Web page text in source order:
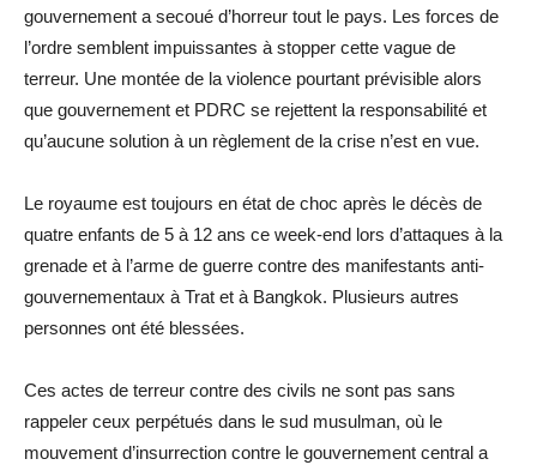
gouvernement a secoué d’horreur tout le pays. Les forces de
l’ordre semblent impuissantes à stopper cette vague de
terreur. Une montée de la violence pourtant prévisible alors
que gouvernement et PDRC se rejettent la responsabilité et
qu’aucune solution à un règlement de la crise n’est en vue.
Le royaume est toujours en état de choc après le décès de
quatre enfants de 5 à 12 ans ce week-end lors d’attaques à la
grenade et à l’arme de guerre contre des manifestants anti-
gouvernementaux à Trat et à Bangkok. Plusieurs autres
personnes ont été blessées.
Ces actes de terreur contre des civils ne sont pas sans
rappeler ceux perpétués dans le sud musulman, où le
mouvement d’insurrection contre le gouvernement central a